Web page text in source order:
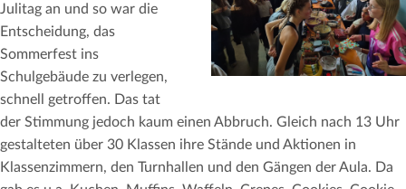
Julitag an und so war die
Entscheidung, das
Sommerfest ins
Schulgebäude zu verlegen,
schnell getroffen. Das tat
der Stimmung jedoch kaum einen Abbruch. Gleich nach 13 Uhr
gestalteten über 30 Klassen ihre Stände und Aktionen in
Klassenzimmern, den Turnhallen und den Gängen der Aula. Da